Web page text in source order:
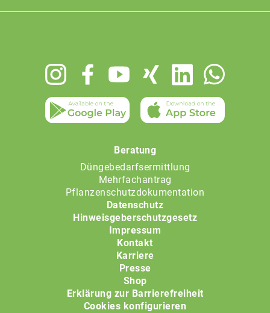
Beratung
Düngebedarfsermittlung
Mehrfachantrag
Pflanzenschutzdokumentation
Datenschutz
Hinweisgeberschutzgesetz
Impressum
Kontakt
Karriere
Presse
Shop
Erklärung zur Barrierefreiheit
Cookies konfigurieren